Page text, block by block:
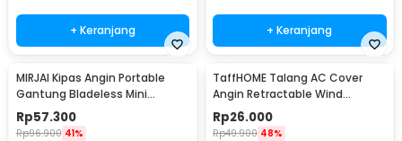
+ Keranjang + Keranjang
MIRJAI Kipas Angin Portable
Gantung Bladeless Mini
Cooling Fan 1200mAh - 6171
Rp57.300
Rp96.900 41%
TaffHOME Talang AC Cover
Angin Retractable Wind
Deflector - W92
Rp26.000
Rp49.900 48%